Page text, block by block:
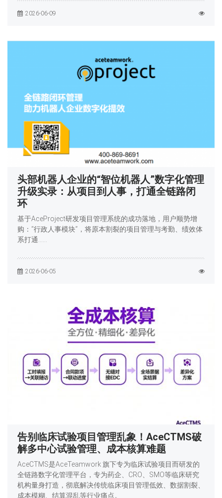
2026-06-09
头部机器人企业的“智位机器人”数字化管理
升级实录：从项目到人事，打通全链路闭
环
基于AceProject研发项目管理系统的成功落地，用户顺势增
购：“行政人事模块”，将原本割裂的项目管理与考勤、绩效体
系打通……
2026-06-05
告别临床试验项目管理乱象！AceCTMS破
解多中心试验管理、成本核算难题
AceCTMS是AceTeamwork 旗下专为临床试验项目而研发的
全链路数字化管理平台，专为药企、CRO、SMO等临床研究
机构量身打造，彻底解决传统临床项目管理低效、数据割裂、
成本模糊、结算混乱等行业痛点。